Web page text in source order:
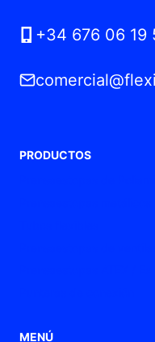
+34 676 06 19
PRODUCTOS
MENÚ